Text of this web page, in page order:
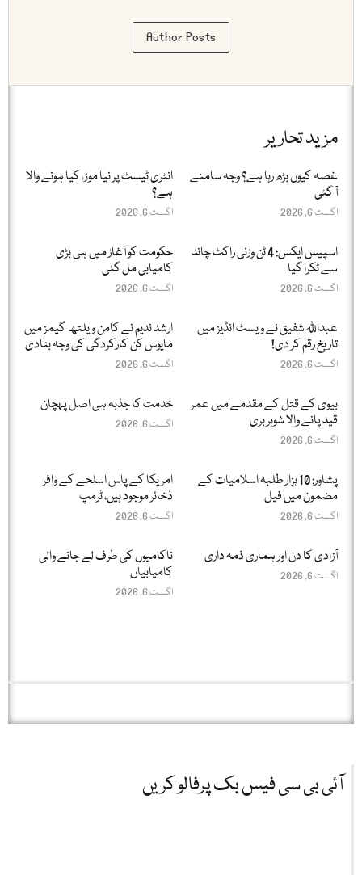
Author Posts
مزید تحاریر
غصہ کیوں بڑھ رہا ہے؟ وجہ سامنے
آ گئی
اگست 6, 2026
انٹری ٹیسٹ پر نیا موڑ، کیا ہونے والا
ہے؟
اگست 6, 2026
اسپیس ایکس: 4 ٹن وزنی راکٹ چاند
سے ٹکرا گیا
اگست 6, 2026
حکومت کو آغاز میں ہی بڑی
کامیابی مل گئی
اگست 6, 2026
عبداللّٰہ شفیق نے ویسٹ انڈیز میں
تاریخ رقم کر دی!
اگست 6, 2026
ارشد ندیم نے کامن ویلتھ گیمز میں
مایوس کن کارکردگی کی وجہ بتادی
اگست 6, 2026
بیوی کے قتل کے مقدمے میں عمر
قید پانے والا شوہر بری
اگست 6, 2026
خدمت کا جذبہ ہی اصل پہچان
اگست 6, 2026
پشاور: 10 ہزار طلبہ اسلامیات کے
مضمون میں فیل
اگست 6, 2026
امریکا کے پاس اسلحے کے وافر
ذخائر موجود ہیں، ٹرمپ
اگست 6, 2026
آزادی کا دن اور ہماری ذمہ داری
اگست 6, 2026
ناکامیوں کی طرف لے جانے والی
کامیابیاں
اگست 6, 2026
آئی بی سی فیس بک پرفالو کریں